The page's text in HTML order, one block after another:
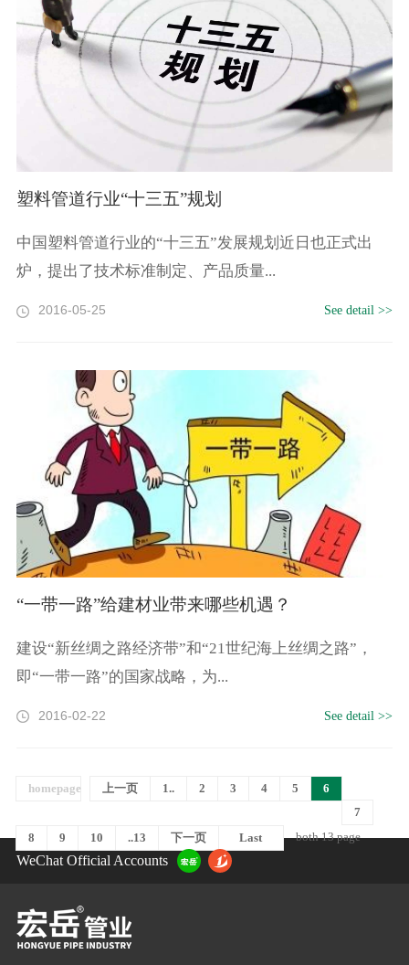
塑料管道行业“十三五”规划
中国塑料管道行业的“十三五”发展规划近日也正式出
炉，提出了技术标准制定、产品质量...
2016-05-25 See detail >>
“一带一路”给建材业带来哪些机遇？
建设“新丝绸之路经济带”和“21世纪海上丝绸之路”，
即“一带一路”的国家战略，为...
2016-02-22 See detail >>
homepage 上一页 1.. 2 3 4 5
6
7
8
9 10 ..13 下一页 Last both 13 page
WeChat Official Accounts